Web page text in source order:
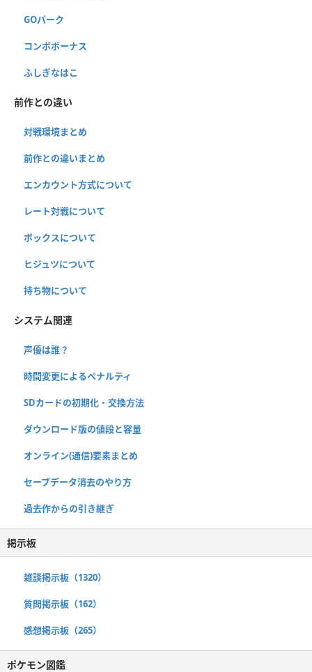
GOパーク
コンボボーナス
ふしぎなはこ
前作との違い
対戦環境まとめ
前作との違いまとめ
エンカウント方式について
レート対戦について
ボックスについて
ヒジュツについて
持ち物について
システム関連
声優は誰？
時間変更によるペナルティ
SDカードの初期化・交換方法
ダウンロード版の値段と容量
オンライン(通信)要素まとめ
セーブデータ消去のやり方
過去作からの引き継ぎ
掲示板
雑談掲示板（1320）
質問掲示板（162）
感想掲示板（265）
ポケモン図鑑